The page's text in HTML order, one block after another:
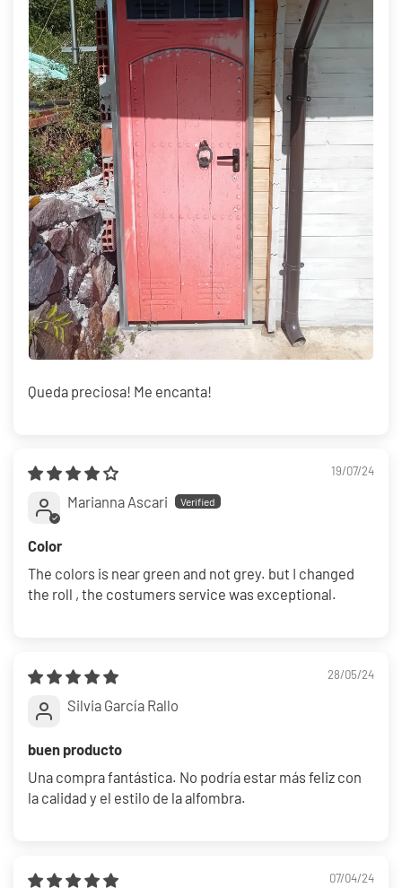
Queda preciosa! Me encanta!
19/07/24
Marianna Ascari
Color
The colors is near green and not grey. but I changed
the roll , the costumers service was exceptional.
28/05/24
Silvia García Rallo
buen producto
Una compra fantástica. No podría estar más feliz con
la calidad y el estilo de la alfombra.
07/04/24